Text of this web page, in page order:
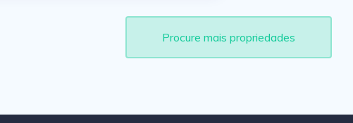
Procure mais propriedades